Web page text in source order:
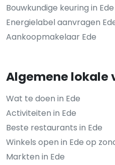
Bouwkundige keuring in Ede
Energielabel aanvragen
Aankoopmakelaar Ede
Algemene lokale
Wat te doen in Ede
Activiteiten in Ede
Beste restaurants in Ede
Winkels open in Ede op
Markten in Ede